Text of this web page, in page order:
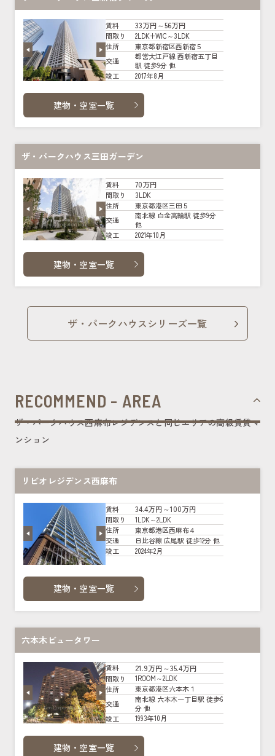
賃料 33万円～56万円
間取り
2LDK+WIC～3LDK
住所
東京都新宿区西新宿５
交通
都営大江戸線 西新宿五丁目
駅 徒歩9分 他
竣工
2017年8月
建物・空室一覧
ザ・パークハウス三田ガーデン
賃料 70万円
間取り
3LDK
住所
東京都港区三田５
交通
南北線 白金高輪駅 徒歩9分
他
竣工
2021年10月
建物・空室一覧
ザ・パークハウスシリーズ一覧
RECOMMEND - AREA
ザ・パークハウス西麻布レジデンスと同じエリアの高級賃貸マ
ンション
リビオレジデンス西麻布
賃料 34.4万円～100万円
間取り
1LDK～2LDK
住所
東京都港区西麻布４
交通
日比谷線 広尾駅 徒歩12分 他
竣工
2024年2月
建物・空室一覧
六本木ビュータワー
賃料 21.9万円～35.4万円
間取り
1ROOM～2LDK
住所
東京都港区六本木１
交通
南北線 六本木一丁目駅 徒歩6
分 他
竣工
1993年10月
建物・空室一覧